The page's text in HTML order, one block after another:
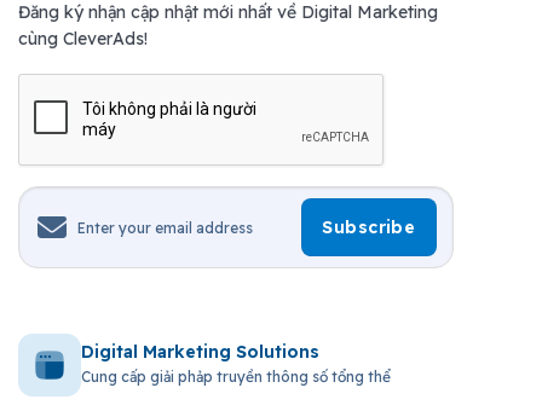
Đăng ký nhận cập nhật mới nhất về Digital Marketing
cùng CleverAds!
Digital Marketing Solutions
Cung cấp giải phảp truyền thông số tổng thể